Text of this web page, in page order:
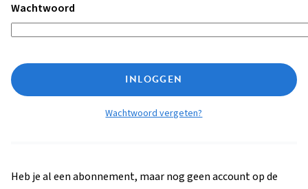
Wachtwoord
INLOGGEN
Wachtwoord vergeten?
Heb je al een abonnement, maar nog geen account op de